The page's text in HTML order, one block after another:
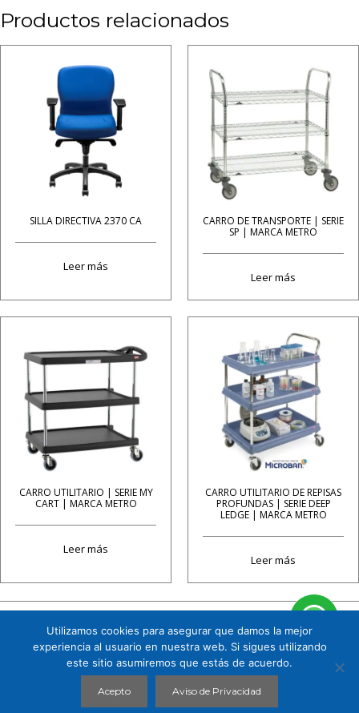
Productos relacionados
SILLA DIRECTIVA 2370 CA
Leer más
CARRO DE TRANSPORTE | SERIE
SP | MARCA METRO
Leer más
CARRO UTILITARIO | SERIE MY
CART | MARCA METRO
Leer más
CARRO UTILITARIO DE REPISAS
PROFUNDAS | SERIE DEEP
LEDGE | MARCA METRO
Leer más
Cuauhtémoc 158 B1 Col. Tizapán San Ángel, CP. 01090, Álvaro Obregón, Ciudad de
México. Tel. 5591719151
Utilizamos cookies para asegurar que damos la mejor
experiencia al usuario en nuestra web. Si sigues utilizando
este sitio asumiremos que estás de acuerdo.
Acepto Aviso de Privacidad